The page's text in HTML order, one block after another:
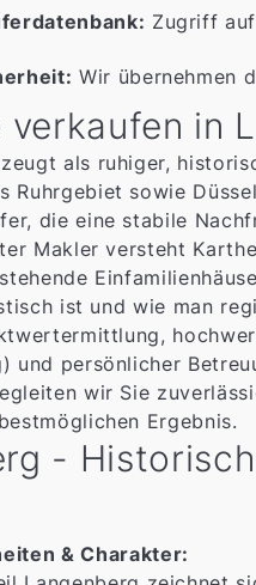
Zugriff
Wir übernehmen
verkaufen in
als ruhiger,
Ruhrgebiet sowie
die eine stabile
Makler versteht
ist und wie man
und persönlicher
wir Sie
Ergebnis.
-
& Charakter: